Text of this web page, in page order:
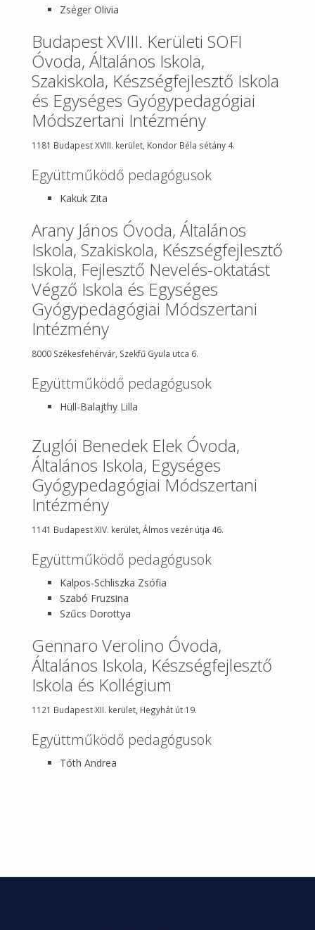
Zséger Olivia
Budapest XVIII. Kerületi SOFI
Óvoda, Általános Iskola,
Szakiskola, Készségfejlesztő Iskola
és Egységes Gyógypedagógiai
Módszertani Intézmény
1181 Budapest XVIII. kerület, Kondor Béla sétány 4.
Együttműködő pedagógusok
Kakuk Zita
Arany János Óvoda, Általános
Iskola, Szakiskola, Készségfejlesztő
Iskola, Fejlesztő Nevelés-oktatást
Végző Iskola és Egységes
Gyógypedagógiai Módszertani
Intézmény
8000 Székesfehérvár, Szekfű Gyula utca 6.
Együttműködő pedagógusok
Hüll-Balajthy Lilla
Zuglói Benedek Elek Óvoda,
Általános Iskola, Egységes
Gyógypedagógiai Módszertani
Intézmény
1141 Budapest XIV. kerület, Álmos vezér útja 46.
Együttműködő pedagógusok
Kalpos-Schliszka Zsófia
Szabó Fruzsina
Szűcs Dorottya
Gennaro Verolino Óvoda,
Általános Iskola, Készségfejlesztő
Iskola és Kollégium
1121 Budapest XII. kerület, Hegyhát út 19.
Együttműködő pedagógusok
Tóth Andrea